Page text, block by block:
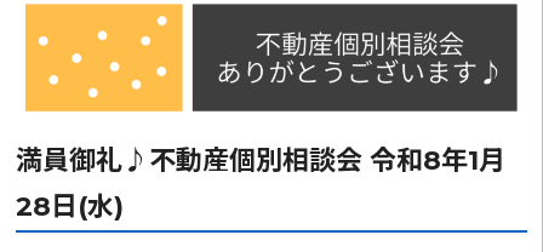
満員御礼♪不動産個別相談会 令和8年1月
28日(水)